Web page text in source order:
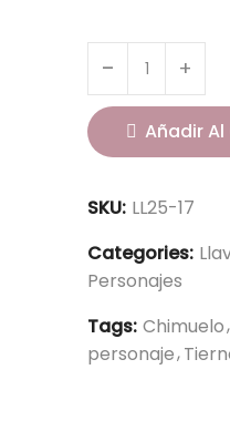
Añadir
SKU: LL25-17
Categories:
Personajes
Tags: Chimuelo
personaje